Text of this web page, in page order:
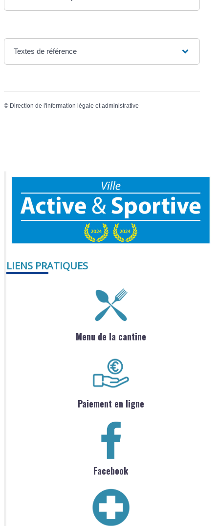
Textes de référence
© Direction de l'information légale et administrative
LIENS PRATIQUES
Menu de la cantine
Paiement en ligne
Facebook